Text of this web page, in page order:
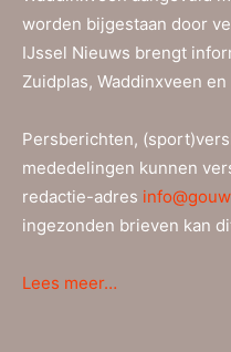
worden bijgestaan door
IJssel Nieuws brengt
Zuidplas, Waddinxveen
Persberichten,
mededelingen kunnen
redactie-adres
ingezonden brieven kan
Lees meer…